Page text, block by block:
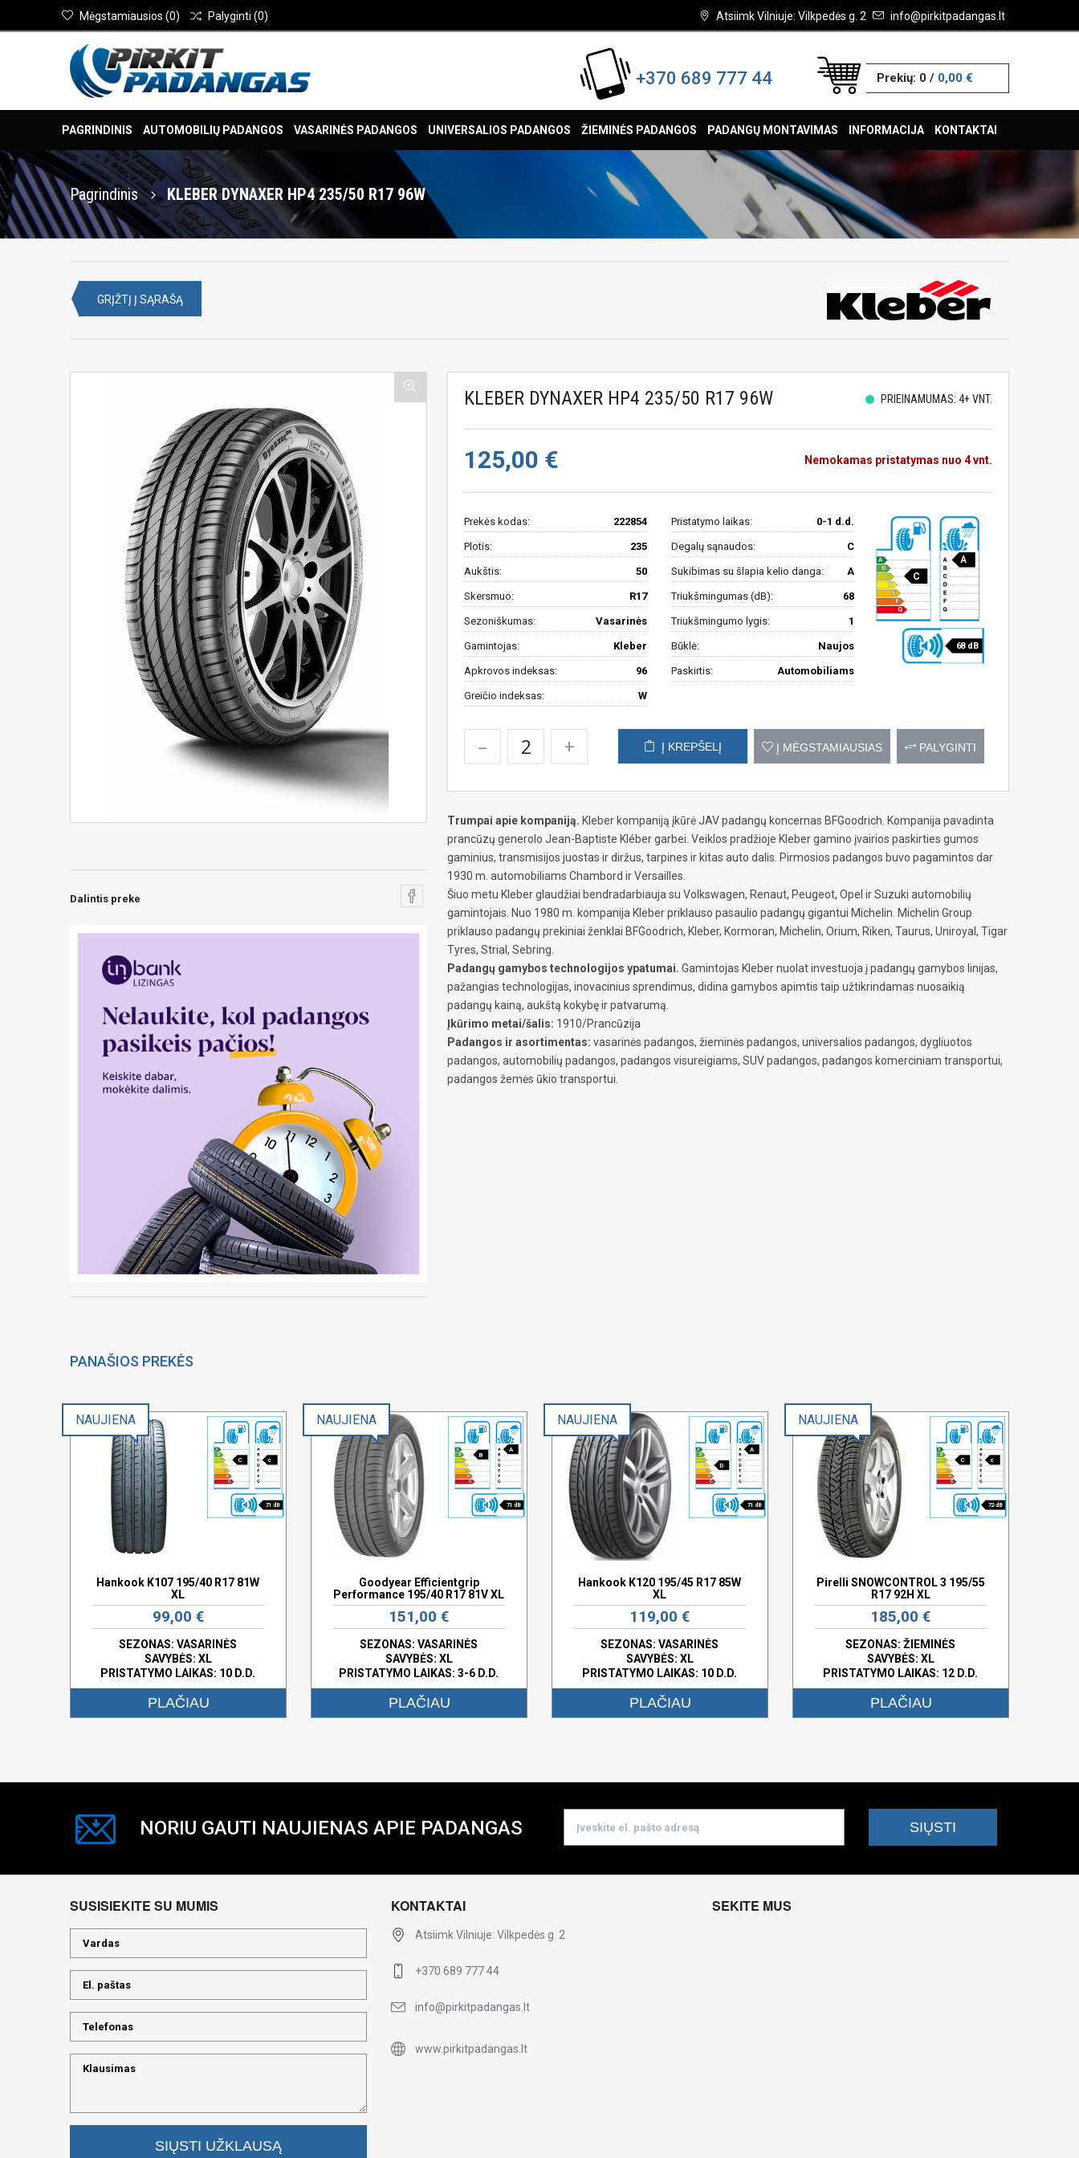
Atsiimk Vilniuje: Vilkpedės g. 2 info@pirkitpadangas.lt
Mėgstamiausios (0) Palyginti (0)
+370 689 777 44 Prekių: 0/ 0,00 €
PAGRINDINIS AUTOMOBILIŲ PADANGOS VASARINĖS PADANGOS UNIVERSALIOS PADANGOS ŽIEMINĖS PADANGOS PADANGŲ MONTAVIMAS INFORMACIJA KONTAKTAI
Pagrindinis KLEBER DYNAXER HP4 235/50 R17 96W
GRĮŽTĮ Į SĄRAŠĄ
Dalintis preke
KLEBER DYNAXER HP4 235/50 R17 96W PRIEINAMUMAS: 4+ VNT.
125,00 € Nemokamas pristatymas nuo 4 vnt.
Prekės kodas: 222854 Pristatymo laikas: 0-1 d.d.
Plotis: 235
Aukštis: 50
Skersmuo: R17
Sezoniškumas: Vasarinės
Gamintojas: Kleber
Apkrovos indeksas: 96
Greičio indeksas: W
Degalų sąnaudos: C
Sukibimas su šlapia kelio danga: A
Triukšmingumas (dB): 68
Triukšmingumo lygis: 1
Būklė: Naujos
Paskirtis: Automobiliams
C
A
68 dB
– + Į KREPŠELĮ Į MĖGSTAMIAUSIAS PALYGINTI
Trumpai apie kompaniją. Kleber kompaniją įkūrė JAV padangų koncernas BFGoodrich. Kompanija pavadinta
prancūzų generolo Jean-Baptiste Kléber garbei. Veiklos pradžioje Kleber gamino įvairios paskirties gumos
gaminius, transmisijos juostas ir diržus, tarpines ir kitas auto dalis. Pirmosios padangos buvo pagamintos dar
1930 m. automobiliams Chambord ir Versailles.
Šiuo metu Kleber glaudžiai bendradarbiauja su Volkswagen, Renaut, Peugeot, Opel ir Suzuki automobilių
gamintojais. Nuo 1980 m. kompanija Kleber priklauso pasaulio padangų gigantui Michelin. Michelin Group
priklauso padangų prekiniai ženklai BFGoodrich, Kleber, Kormoran, Michelin, Orium, Riken, Taurus, Uniroyal, Tigar
Tyres, Strial, Sebring.
Padangų gamybos technologijos ypatumai. Gamintojas Kleber nuolat investuoja į padangų gamybos linijas,
pažangias technologijas, inovacinius sprendimus, didina gamybos apimtis taip užtikrindamas nuosaikią
padangų kainą, aukštą kokybę ir patvarumą.
Įkūrimo metai/šalis: 1910/Prancūzija
Padangos ir asortimentas: vasarinės padangos, žieminės padangos, universalios padangos, dygliuotos
padangos, automobilių padangos, padangos visureigiams, SUV padangos, padangos komerciniam transportui,
padangos žemės ūkio transportui.
PANAŠIOS PREKĖS
C c
71 dB
NAUJIENA
Hankook K107 195/40 R17 81W
XL
99,00 €
SEZONAS: VASARINĖS
SAVYBĖS: XL
PRISTATYMO LAIKAS: 10 D.D.
PLAČIAU
B
A
71 dB
NAUJIENA
Goodyear Efficientgrip
Performance 195/40 R17 81V XL
151,00 €
SEZONAS: VASARINĖS
SAVYBĖS: XL
PRISTATYMO LAIKAS: 3-6 D.D.
PLAČIAU
D
A
71 dB
NAUJIENA
Hankook K120 195/45 R17 85W
XL
119,00 €
SEZONAS: VASARINĖS
SAVYBĖS: XL
PRISTATYMO LAIKAS: 10 D.D.
PLAČIAU
C c
72 dB
NAUJIENA
Pirelli SNOWCONTROL 3 195/55
R17 92H XL
185,00 €
SEZONAS: ŽIEMINĖS
SAVYBĖS: XL
PRISTATYMO LAIKAS: 12 D.D.
PLAČIAU
NORIU GAUTI NAUJIENAS APIE PADANGAS
SUSISIEKITE SU MUMIS
SIŲSTI UŽKLAUSĄ
KONTAKTAI
Atsiimk Vilniuje: Vilkpedės g. 2
+370 689 777 44
info@pirkitpadangas.lt
www.pirkitpadangas.lt
SEKITE MUS